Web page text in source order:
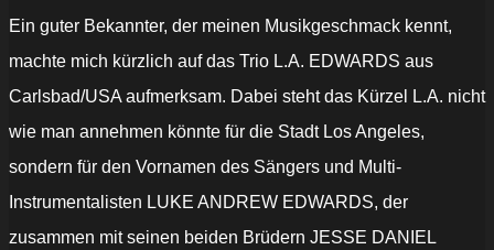
Ein guter Bekannter, der meinen Musikgeschmack kennt,
machte mich kürzlich auf das Trio L.A. EDWARDS aus
Carlsbad/USA aufmerksam. Dabei steht das Kürzel L.A. nicht
wie man annehmen könnte für die Stadt Los Angeles,
sondern für den Vornamen des Sängers und Multi-
Instrumentalisten LUKE ANDREW EDWARDS, der
zusammen mit seinen beiden Brüdern JESSE DANIEL